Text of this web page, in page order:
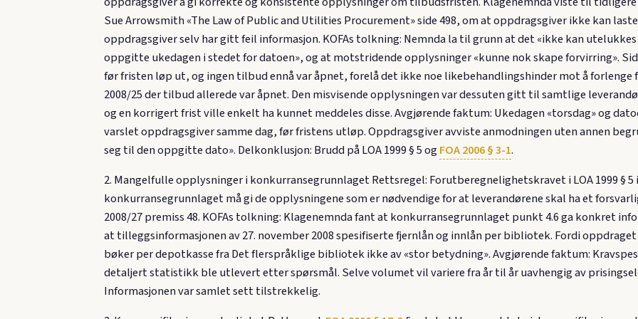
Sue Arrowsmith «The Law of Public and Utilities Procurement» side 498, om at oppdragsgiver ikke kan
oppdragsgiver selv har gitt feil informasjon. KOFAs tolkning: Nemnda la til grunn at det «ikke kan
oppgitte ukedagen i stedet for datoen», og at motstridende opplysninger «kunne nok skape forvirring».
før fristen løp ut, og ingen tilbud ennå var åpnet, forelå det ikke noe likebehandlingshinder mot å
2008/25 der tilbud allerede var åpnet. Den misvisende opplysningen var dessuten gitt til samtlige
og en korrigert frist ville enkelt ha kunnet meddeles disse. Avgjørende faktum: Ukedagen «torsdag» og
varslet oppdragsgiver samme dag, før fristens utløp. Oppdragsgiver avviste anmodningen uten annen
seg til den oppgitte dato». Delkonklusjon: Brudd på LOA 1999 § 5 ogFOA 2006 § 3-1.
2. Mangelfulle opplysninger i konkurransegrunnlaget Rettsregel: Forutberegnelighetskravet i LOA 1999 §
konkurransegrunnlaget må gi de opplysningene som er nødvendige for at leverandørene skal ha et
2008/27 premiss 48. KOFAs tolkning: Klagenemnda fant at konkurransegrunnlaget punkt 4.6 ga konkret
at tilleggsinformasjonen av 27. november 2008 spesifiserte fjernlån og innlån per bibliotek. Fordi
bøker per depotkasse fra Det flerspråklige bibliotek ikke av «stor betydning». Avgjørende faktum:
detaljert statistikk ble utlevert etter spørsmål. Selve volumet vil variere fra år til år uavhengig av
Informasjonen var samlet sett tilstrekkelig.